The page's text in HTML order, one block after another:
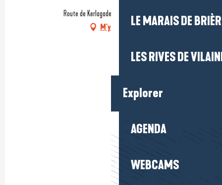
LE MARAIS DE
LES RIVES DE
Explorer
AGENDA
WEBCAMS
Route de Kerlagadec, 44420 Mesquer
M'y rendre